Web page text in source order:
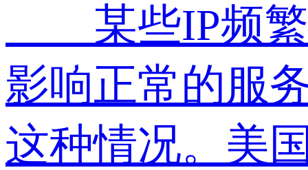
某些IP频繁
影响正常的服
这种情况。美